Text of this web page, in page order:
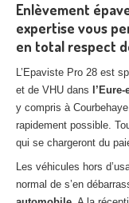
Enlèvement
expertise vous
en total respect
L’Epaviste Pro 28 est
et de VHU dans
y compris à
rapidement possible.
qui se chargeront du
Les véhicules hors
normal de s’en